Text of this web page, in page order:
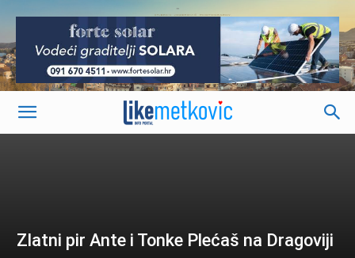
-
Zlatni pir Ante i Tonke Plećaš na Dragoviji